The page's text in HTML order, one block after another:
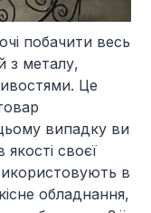
побачити весь
з металу,
Це
випадку ви
своєї
в
обладнання,